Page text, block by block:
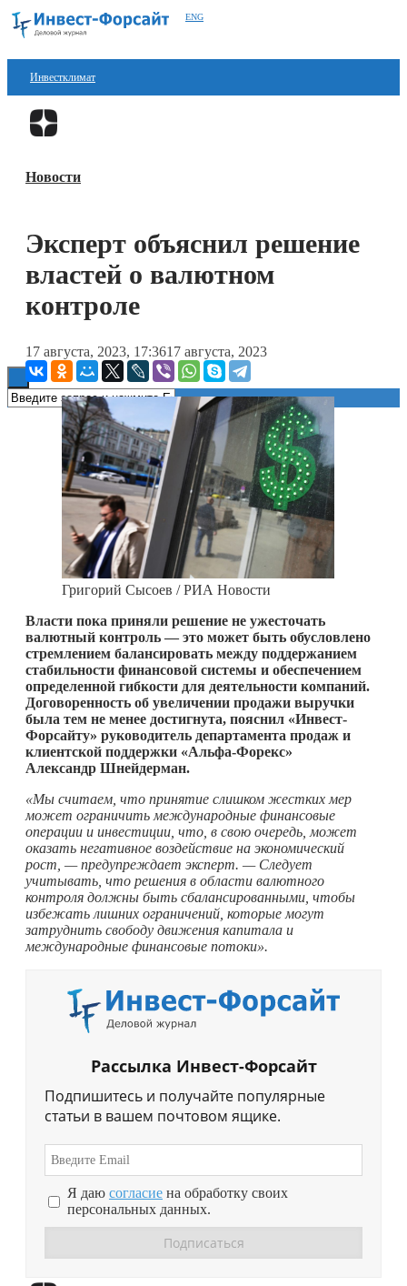
ENG
Инвестклимат
Финансы
Блокчейн
Новости
Эксперт объяснил решение
властей о валютном
контроле
17 августа, 2023, 17:3617 августа, 2023
Григорий Сысоев / РИА Новости
Власти пока приняли решение не ужесточать
валютный контроль — это может быть обусловлено
стремлением балансировать между поддержанием
стабильности финансовой системы и обеспечением
определенной гибкости для деятельности компаний.
Договоренность об увеличении продажи выручки
была тем не менее достигнута, пояснил «Инвест-
Форсайту» руководитель департамента продаж и
клиентской поддержки «Альфа-Форекс»
Александр Шнейдерман.
«Мы считаем, что принятие слишком жестких мер
может ограничить международные финансовые
операции и инвестиции, что, в свою очередь, может
оказать негативное воздействие на экономический
рост, — предупреждает эксперт. — Следует
учитывать, что решения в области валютного
контроля должны быть сбалансированными, чтобы
избежать лишних ограничений, которые могут
затруднить свободу движения капитала и
международные финансовые потоки».
Рассылка Инвест-Форсайт
Подпишитесь и получайте популярные
статьи в вашем почтовом ящике.
Я даю согласие на обработку своих
персональных данных.